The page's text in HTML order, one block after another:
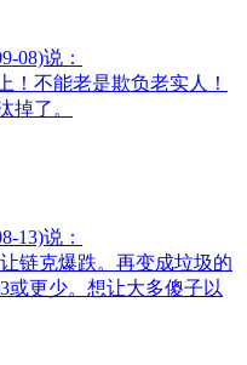
08)说：
！不能老是欺负老实人！
掉了。
13)说：
链克爆跌。再变成垃圾的
或更少。想让大多傻子以